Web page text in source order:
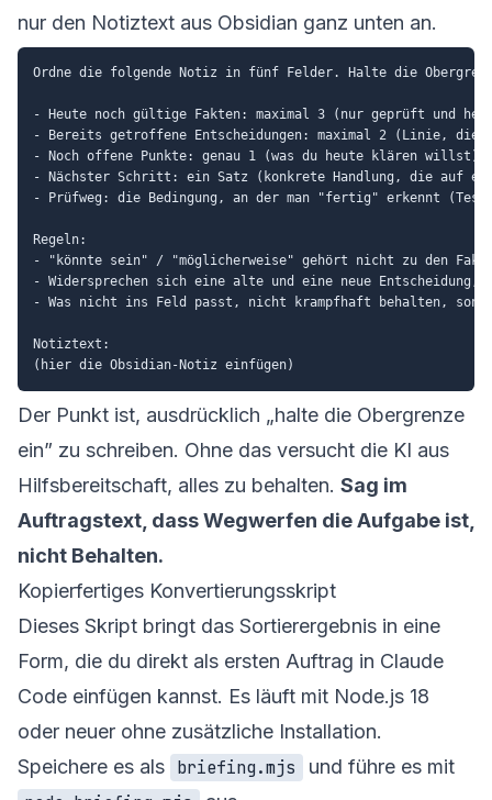
nur den Notiztext aus Obsidian ganz unten an.
Ordne die folgende Notiz in fünf Felder. Halte die
- Heute noch gültige Fakten: maximal 3 (nur geprüft und
- Bereits getroffene Entscheidungen: maximal 2 (Linie, die
- Noch offene Punkte: genau 1 (was du heute klären willst)
- Nächster Schritt: ein Satz (konkrete Handlung, die auf
- Prüfweg: die Bedingung, an der man "fertig" erkennt
Regeln:
- "könnte sein" / "möglicherweise" gehört nicht zu den
- Widersprechen sich eine alte und eine neue
- Was nicht ins Feld passt, nicht krampfhaft behalten,
Notiztext:
Der Punkt ist, ausdrücklich „halte die Obergrenze
ein” zu schreiben. Ohne das versucht die KI aus
Hilfsbereitschaft, alles zu behalten. Sag im
Auftragstext, dass Wegwerfen die Aufgabe ist,
nicht Behalten.
Kopierfertiges Konvertierungsskript
Dieses Skript bringt das Sortierergebnis in eine
Form, die du direkt als ersten Auftrag in Claude
Code einfügen kannst. Es läuft mit Node.js 18
oder neuer ohne zusätzliche Installation.
Speichere es als briefing.mjs
und führe es mit